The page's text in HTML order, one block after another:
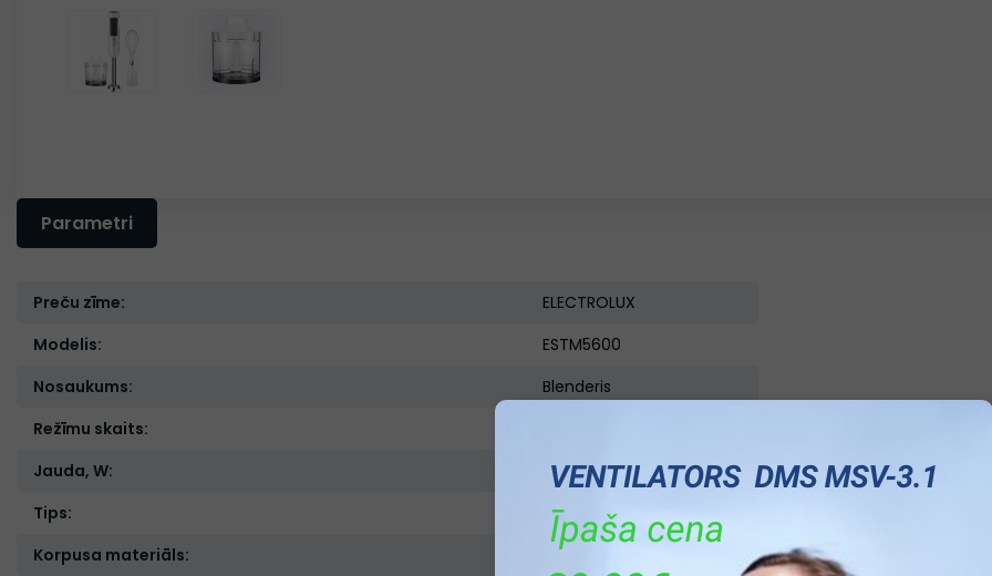
Parametri
Preču zīme:
ELECTROLUX
Modelis:
ESTM5600
Nosaukums:
Blenderis
Režīmu skaits:
Jauda, W:
600
Tips:
Rokas blenderis
Korpusa materiāls:
Plastmasas